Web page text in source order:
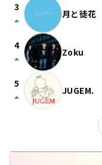
3
arrow_drop_up 月と徒花
4
arrow_drop_up Zoku
5
arrow_drop_up JUGEM.